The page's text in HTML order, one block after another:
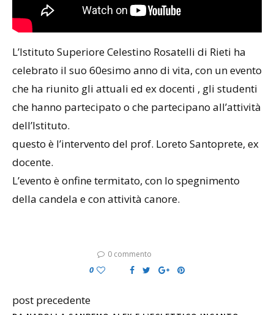
L’Istituto Superiore Celestino Rosatelli di Rieti ha
celebrato il suo 60esimo anno di vita, con un evento
che ha riunito gli attuali ed ex docenti , gli studenti
che hanno partecipato o che partecipano all’attività
dell’Istituto.
questo è l’intervento del prof. Loreto Santoprete, ex
docente.
L’evento è onfine termitato, con lo spegnimento
della candela e con attività canore.
0 commento
0
post precedente